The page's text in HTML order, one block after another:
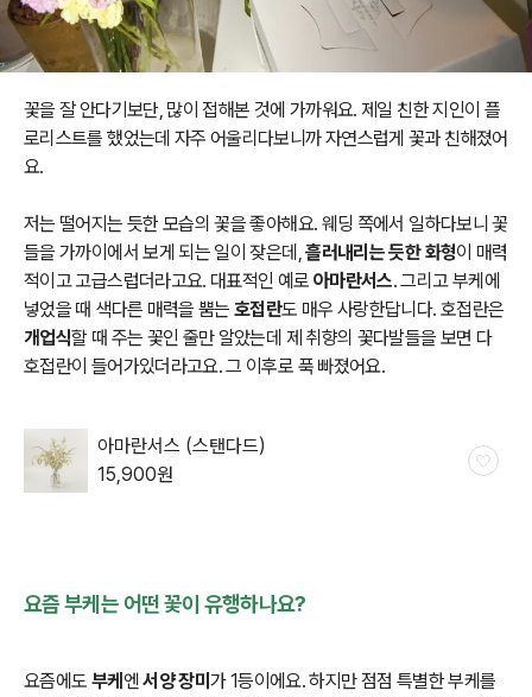
꽃을 잘 안다기보단, 많이 접해본 것에 가까워요. 제일 친한 지인이 플
로리스트를 했었는데 자주 어울리다보니까 자연스럽게 꽃과 친해졌어
요.
저는 떨어지는 듯한 모습의 꽃을 좋아해요. 웨딩 쪽에서 일하다보니 꽃
들을 가까이에서 보게 되는 일이 잦은데,흘러내리는 듯한 화형이 매력
적이고 고급스럽더라고요. 대표적인 예로 아마란서스. 그리고 부케에
넣었을 때 색다른 매력을 뿜는호접란도 매우 사랑한답니다. 호접란은
개업식할 때 주는 꽃인 줄만 알았는데 제 취향의 꽃다발들을 보면 다
호접란이 들어가있더라고요. 그 이후로 푹 빠졌어요.
아마란서스 (스탠다드)
15,900원
요즘 부케는 어떤 꽃이 유행하나요?
요즘에도 부케 엔서양 장미가 1등이에요. 하지만 점점 특별한 부케를